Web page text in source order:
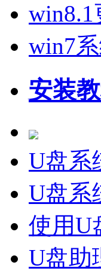
win7
安装
U盘系
U盘系
使用U
U盘助